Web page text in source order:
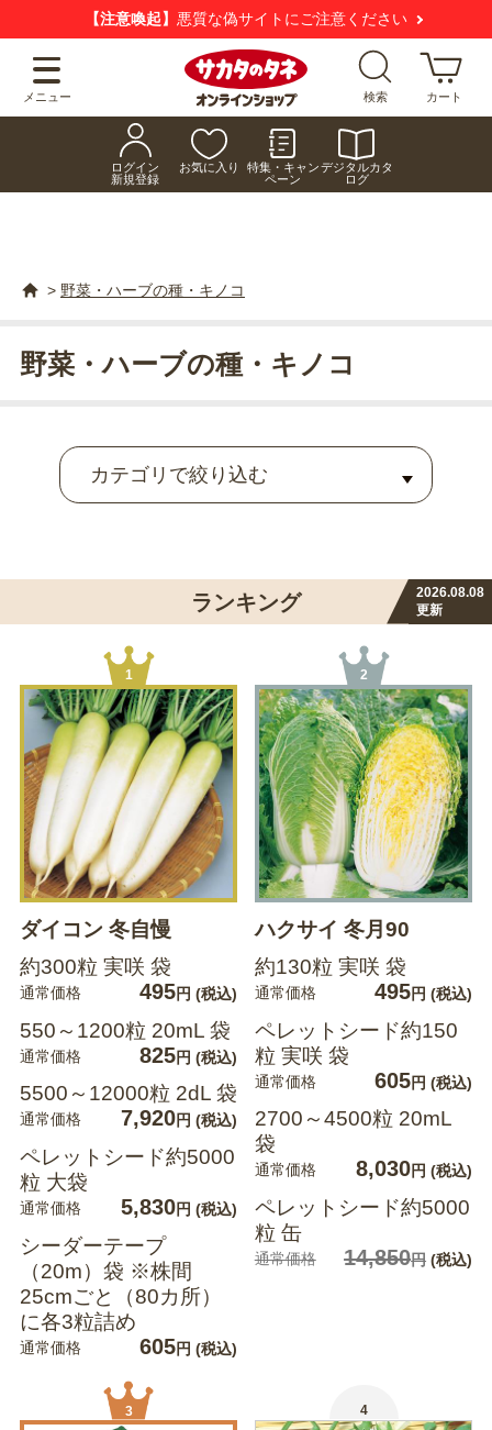
【注意喚起】 悪質な偽サイトにご注意ください
メニュー 検索 カート
ログイン
新規登録
お気に入り
特集・キャン
ペーン
デジタルカタ
ログ
> 野菜・ハーブの種・キノコ
野菜・ハーブの種・キノコ
カテゴリで絞り込む
ランキング
2026.08.08
更新
1
ダイコン 冬自慢
約300粒 実咲 袋
通常価格 495円 (税込)
550～1200粒 20mL 袋
通常価格 825円 (税込)
5500～12000粒 2dL 袋
通常価格 7,920円 (税込)
ペレットシード約5000
粒 大袋
通常価格 5,830円 (税込)
シーダーテープ
（20m）袋 ※株間
25cmごと（80カ所）
に各3粒詰め
通常価格 605円 (税込)
2
ハクサイ 冬月90
約130粒 実咲 袋
通常価格 495円 (税込)
ペレットシード約150
粒 実咲 袋
通常価格 605円 (税込)
2700～4500粒 20mL
袋
通常価格 8,030円 (税込)
ペレットシード約5000
粒 缶
通常価格 14,850円 (税込)
3 4